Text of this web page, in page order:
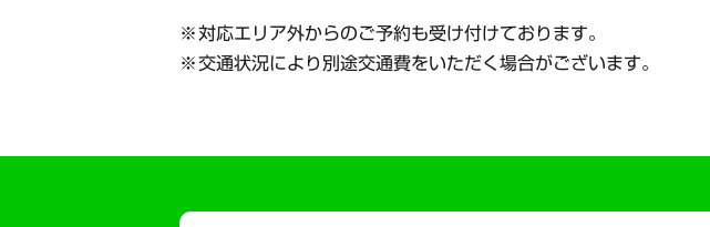
対応エリア外からのご予約も受け付けております。
交通状況により別途交通費をいただく場合がございます。